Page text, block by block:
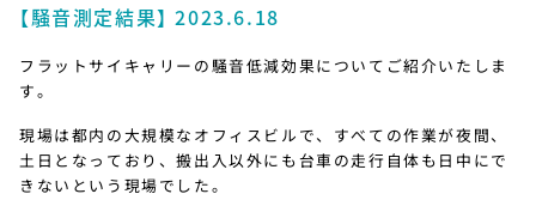
【騒音測定結果】 2023.6.18
フラットサイキャリーの騒音低減効果についてご紹介いたしま
す。
現場は都内の大規模なオフィスビルで、すべての作業が夜間、
土日となっており、搬出入以外にも台車の走行自体も日中にで
きないという現場でした。